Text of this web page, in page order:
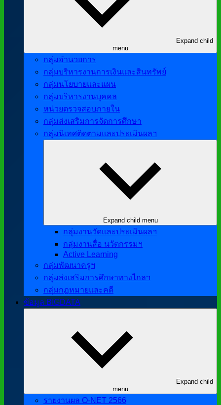
Expand child
menu
กลุ่มอำนวยการ
กลุ่มบริหารงานการเงินและสินทรัพย์
กลุ่มนโยบายและแผน
กลุ่มบริหารงานบุคคล
หน่วยตรวจสอบภายใน
กลุ่มส่งเสริมการจัดการศึกษา
กลุ่มนิเทศติดตามและประเมินผลฯ
Expand child menu
กลุ่มงานวัดและประเมินผลฯ
กลุ่มงานสื่อ นวัตกรรมฯ
Active Learning
กลุ่มพัฒนาครูฯ
กลุ่มส่งเสริมการศึกษาทางไกลฯ
กลุ่มกฎหมายและคดี
ข้อมูล BIGDATA
Expand child
menu
รายงานผล O-NET 2566